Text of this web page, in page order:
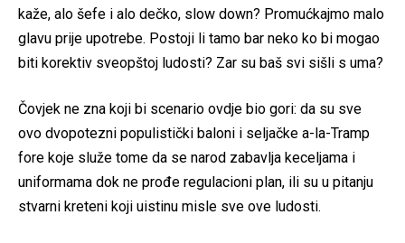
kaže, alo šefe i alo dečko, slow down? Promućkajmo malo
glavu prije upotrebe. Postoji li tamo bar neko ko bi mogao
biti korektiv sveopštoj ludosti? Zar su baš svi sišli s uma?
Čovjek ne zna koji bi scenario ovdje bio gori: da su sve
ovo dvopotezni populistički baloni i seljačke a-la-Tramp
fore koje služe tome da se narod zabavlja keceljama i
uniformama dok ne prođe regulacioni plan, ili su u pitanju
stvarni kreteni koji uistinu misle sve ove ludosti.